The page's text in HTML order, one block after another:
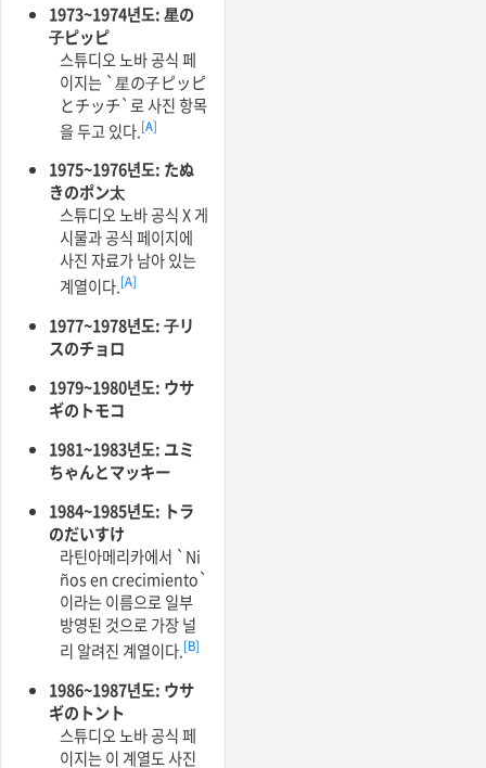
1973~1974년도: 星の
子ピッピ
스튜디오 노바 공식 페
이지는 `星の子ピッピ
とチッチ`로 사진 항목
을 두고 있다.[A]
1975~1976년도: たぬ
きのポン太
스튜디오 노바 공식 X 게
시물과 공식 페이지에
사진 자료가 남아 있는
계열이다.[A]
1977~1978년도: 子リ
スのチョロ
1979~1980년도: ウサ
ギのトモコ
1981~1983년도: ユミ
ちゃんとマッキー
1984~1985년도: トラ
のだいすけ
라틴아메리카에서 `Ni
ños en crecimiento`
이라는 이름으로 일부
방영된 것으로 가장 널
리 알려진 계열이다.[B]
1986~1987년도: ウサ
ギのトント
스튜디오 노바 공식 페
이지는 이 계열도 사진